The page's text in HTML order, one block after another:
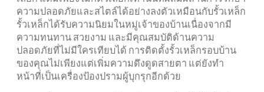
ความปลอดภัยและสไตล์ได้อย่างลงตัวเหมือนกับรั้วเหล็ก
รั้วเหล็กได้รับความนิยมในหมู่เจ้าของบ้านเนื่องจากมี
ความทนทาน สวยงาม และมีคุณสมบัติด้านความ
ปลอดภัยที่ไม่มีใครเทียบได้ การติดตั้งรั้วเหล็กรอบบ้าน
ของคุณไม่เพียงแต่เพิ่มความดึงดูดสายตา แต่ยังทำ
หน้าที่เป็นเครื่องป้องปรามผู้บุกรุกอีกด้วย